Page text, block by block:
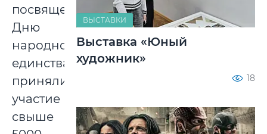
посвященном
Дню
народного
единства,
приняли
участие
свыше
ВЫСТАВКИ
Выставка «Юный
художник»
18